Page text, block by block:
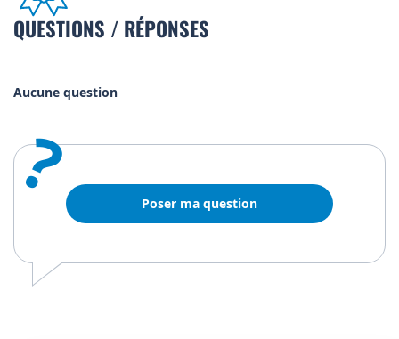
QUESTIONS / RÉPONSES
Aucune question
? Poser ma question